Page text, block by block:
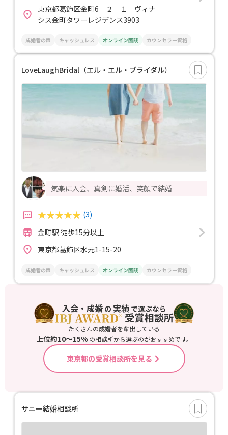
東京都葛飾区金町6－２－１ ヴィナ
シス金町タワーレジデンス3903
成婚者の声 キャッシュレス オンライン面談 カウンセラー資格
LoveLaughBridal（エル・エル・ブライダル）
気楽に入会、真剣に婚活、笑顔で結婚
(3)
金町駅 徒歩15分以上
東京都葛飾区水元1-15-20
成婚者の声 キャッシュレス オンライン面談 カウンセラー資格
入会・成婚の 実績で選ぶなら
たくさんの成婚者を輩出している
上位約10〜15%の相談所から選ぶのがおすすめです。
東京都の受賞相談所を見る
サニー結婚相談所